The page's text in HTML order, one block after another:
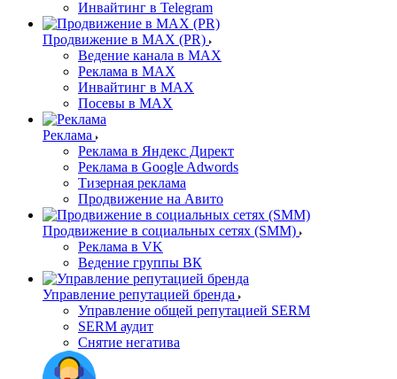
Инвайтинг в Telegram
Продвижение в MAX (PR)
Ведение канала в MAX
Реклама в MAX
Инвайтинг в MAX
Посевы в MAX
Реклама
Реклама в Яндекс Директ
Реклама в Google Adwords
Тизерная реклама
Продвижение на Авито
Продвижение в социальных сетях (SMM)
Реклама в VK
Ведение группы ВК
Управление репутацией бренда
Управление общей репутацией SERM
SERM аудит
Снятие негатива